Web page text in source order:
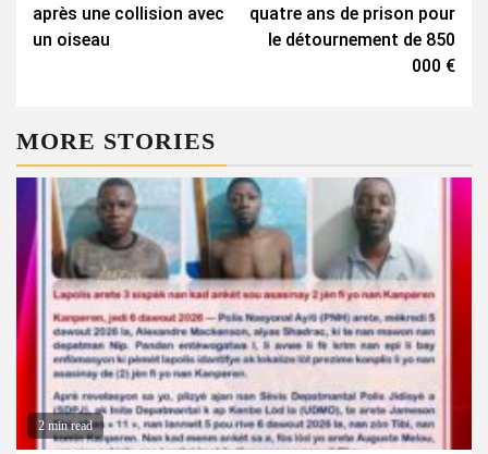
après une collision avec
un oiseau
quatre ans de prison pour
le détournement de 850
000 €
MORE STORIES
2 min read